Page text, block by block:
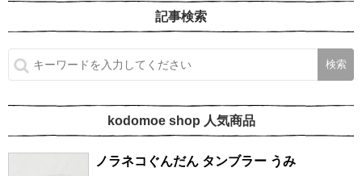
記事検索
kodomoe shop 人気商品
ノラネコぐんだん タンブラー うみ